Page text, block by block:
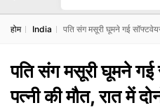
होम India पति संग मसूरी घूमने गई
पति संग मसूरी घूमने गई
पत्नी की मौत, रात में